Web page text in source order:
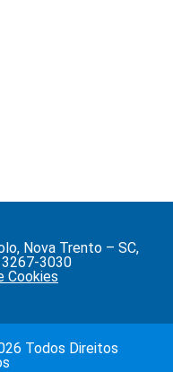
Nova Trento – SC,
3030
Cookies
Todos Direitos